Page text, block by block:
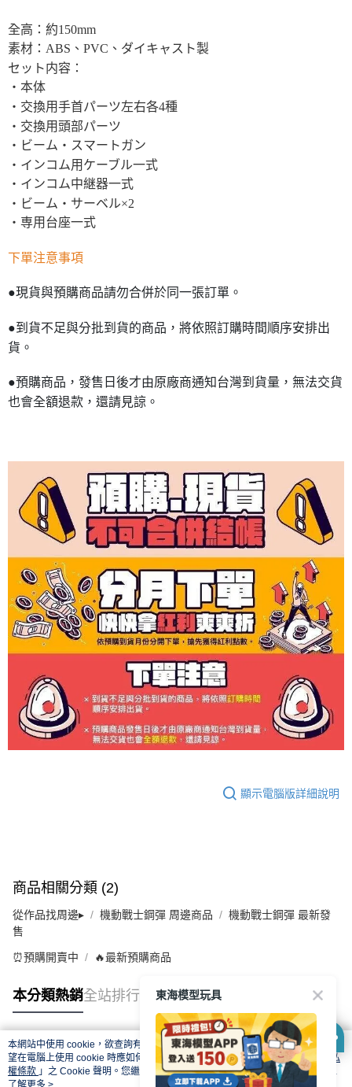
全高：約150mm
素材：ABS、PVC、ダイキャスト製
セット内容：
・本体
・交換用手首パーツ左右各4種
・交換用頭部パーツ
・ビーム・スマートガン
・インコム用ケーブル一式
・インコム中継器一式
・ビーム・サーベル×2
・専用台座一式
下單注意事項
●現貨與預購商品請勿合併於同一張訂單。
●到貨不足與分批到貨的商品，將依照訂購時間順序安排出
貨。
●預購商品，發售日後才由原廠商通知台灣到貨量，無法交貨
也會全額退款，還請見諒。
顯示電腦版詳細說明
商品相關分類 (2)
從作品找周邊▸ 機動戰士鋼彈 周邊商品
機動戰士鋼彈 最新發
售
⏰預購開賣中 🔥最新預購商品
本分類熱銷全站排行
熱門標籤
本網站中使用 cookie，欲查詢有關本網站使用 cookie 方式之詳情，及若您不希
望在電腦上使用 cookie 時應如何變更電腦的 cookie 設定，請參閱本網站「
隱私
權條款 」之 Cookie 聲明。您繼續使用本網站即表示您同意本公司得按本網站使
用條款之 Cookie 聲明使用 cookie。
了解更多 >
東海模型玩具